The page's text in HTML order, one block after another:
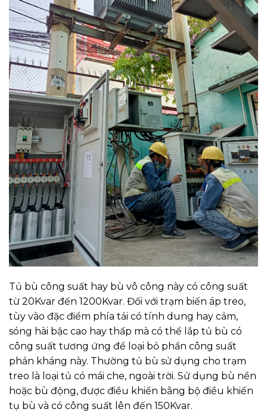
Tủ bù công suất hay bù vô công này có công suất
từ 20Kvar đến 1200Kvar. Đối với trạm biến áp treo,
tùy vào đặc điểm phía tải có tính dung hay cảm,
sóng hài bậc cao hay thấp mà có thể lắp tủ bù có
công suất tương ứng để loại bỏ phần công suất
phản kháng này. Thường tủ bù sử dụng cho trạm
treo là loại tủ có mái che, ngoài trời. Sử dụng bù nền
hoặc bù động, được điều khiển bằng bộ điều khiển
tụ bù và có công suất lên đến 150Kvar.